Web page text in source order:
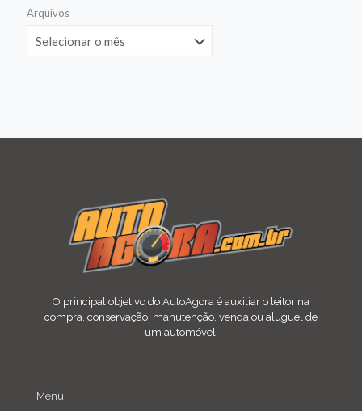
Arquivos
O principal objetivo do AutoAgora é auxiliar o leitor na
compra, conservação, manutenção, venda ou aluguel de
um automóvel.
Menu